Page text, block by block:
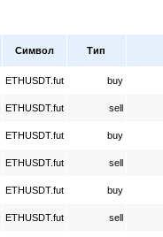
Символ Тип
ETHUSDT.fut buy
ETHUSDT.fut sell
ETHUSDT.fut buy
ETHUSDT.fut sell
ETHUSDT.fut buy
ETHUSDT.fut sell